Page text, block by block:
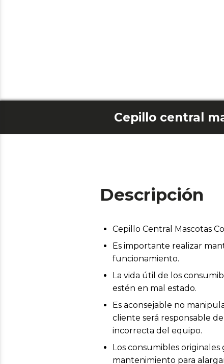
Descripción
Cepillo Central Mascotas
Es importante realizar
funcionamiento.
La vida útil de los
estén en mal estado.
Es aconsejable no
cliente será responsable
incorrecta del equipo.
Los consumibles
mantenimiento para